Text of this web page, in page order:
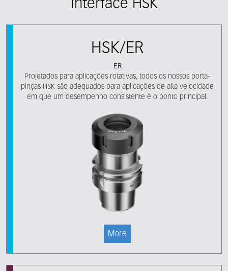
interface HSK
HSK/ER
ER
Projetados para aplicações rotativas, todos os nossos porta-
pinças HSK são adequados para aplicações de alta velocidade
em que um desempenho consistente é o ponto principal.
More